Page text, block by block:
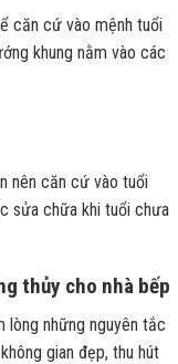
căn cứ vào mệnh tuổi
khung nằm vào các
nên căn cứ vào tuổi
sửa chữa khi tuổi chưa
thủy cho nhà bếp
lòng những nguyên tắc
gian đẹp, thu hút